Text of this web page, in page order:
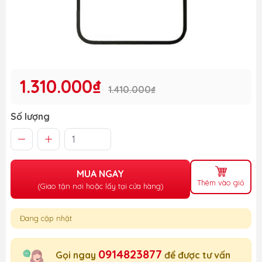
1.310.000₫ 1.410.000₫
Số lượng
MUA NGAY
(Giao tận nơi hoặc lấy tại cửa hàng) Thêm vào giỏ
Đang cập nhật
Gọi ngay 0914823877 để được tư vấn